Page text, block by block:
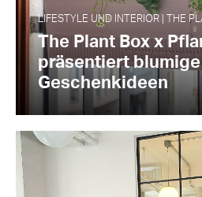
LIFESTYLE UND INTERIOR | THE
The Plant Box x
präsentiert blumige
Geschenkideen